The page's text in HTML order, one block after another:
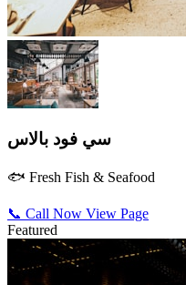
سي فود بالاس
🐟 Fresh Fish & Seafood
📞 Call Now View Page
Featured